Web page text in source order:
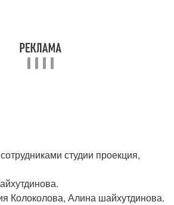
студии проекция,
Колоколова, Алина шайхутдинова.